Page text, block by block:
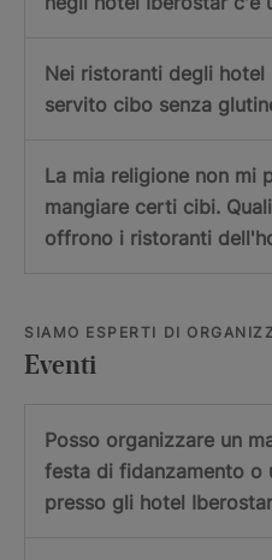
Nei ristoranti degli hotel
servito cibo senza
La mia religione non mi
mangiare certi cibi.
offrono i ristoranti
SIAMO ESPERTI DI
Eventi
Posso organizzare un
festa di fidanzamento o
presso gli hotel